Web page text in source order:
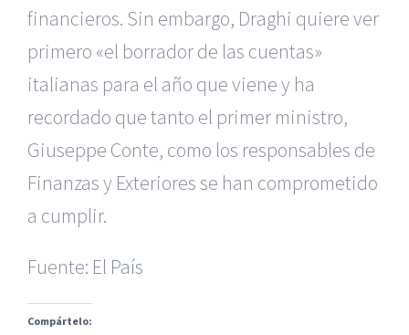
financieros. Sin embargo, Draghi quiere ver
primero «el borrador de las cuentas»
italianas para el año que viene y ha
recordado que tanto el primer ministro,
Giuseppe Conte, como los responsables de
Finanzas y Exteriores se han comprometido
a cumplir.
Fuente: El País
Compártelo:
| Recursos Administrativos|BGD Abogados Murcia| BGD
Abogados Alicante
Servicios de nuestra Firma |
|Formación para Abogados
Accidentes de Alicante